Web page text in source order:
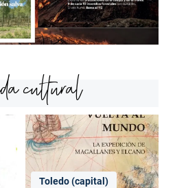
cultural
Toledo (capital)